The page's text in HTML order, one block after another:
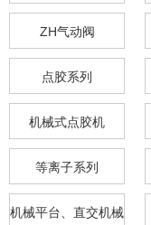
ZH气动阀
点胶系列
机械式点胶机
等离子系列
机械平台、直交机械